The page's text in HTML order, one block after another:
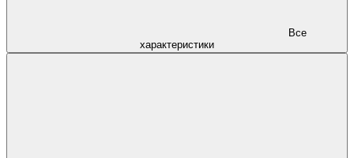
характеристики